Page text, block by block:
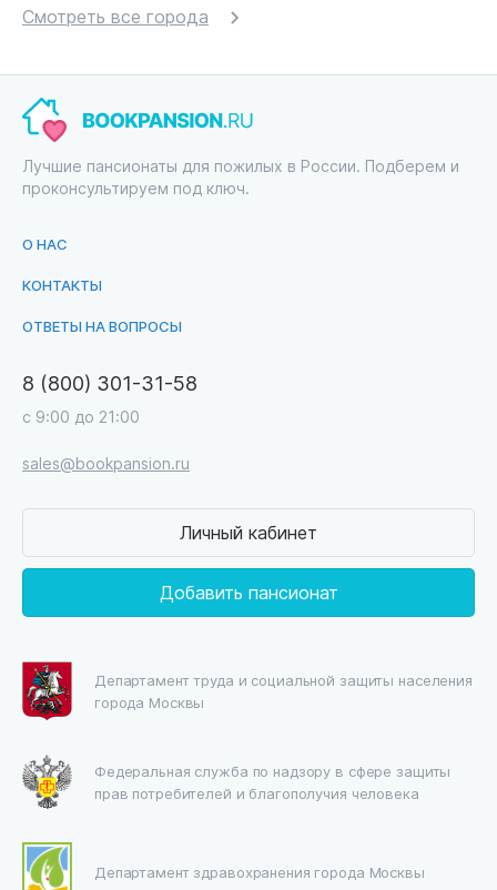
Смотреть все города
Лучшие пансионаты для пожилых в России. Подберем и
проконсультируем под ключ.
О НАС
КОНТАКТЫ
ОТВЕТЫ НА ВОПРОСЫ
8 (800) 301-31-58
с 9:00 до 21:00
sales@bookpansion.ru
Личный кабинет
Добавить пансионат
Департамент труда и социальной защиты населения
города Москвы
Федеральная служба по надзору в сфере защиты
прав потребителей и благополучия человека
Департамент здравохранения города Москвы